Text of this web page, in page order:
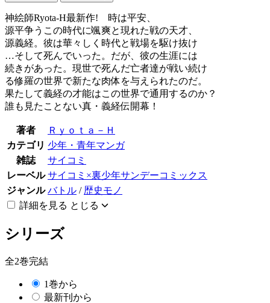
神絵師Ryota-H最新作! 時は平安、
源平争うこの時代に颯爽と現れた戦の天才、
源義経。彼は華々しく時代と戦場を駆け抜け
…そして死んでいった。だが、彼の生涯には
続きがあった。現世で死んだ亡者達が戦い続け
る修羅の世界で新たな肉体を与えられたのだ。
果たして義経の才能はこの世界で通用するのか？
誰も見たことない真・義経伝開幕！
著者
Ｒｙｏｔａ－Ｈ
カテゴリ 少年・青年マンガ
雑誌
サイコミ
レーベル サイコミ×裏少年サンデーコミックス
ジャンル バトル / 歴史モノ
詳細を見る とじる
シリーズ
全2巻完結
1巻から
最新刊から